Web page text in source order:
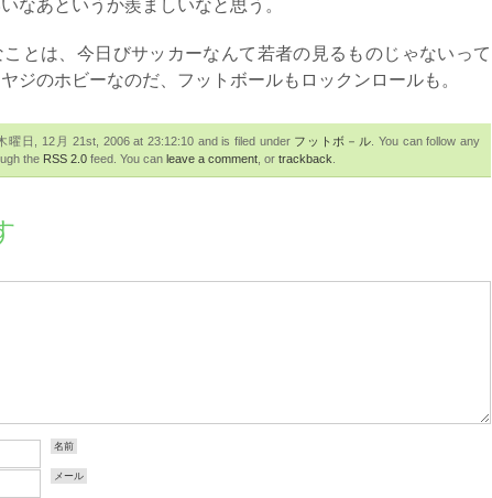
とは、今日びサッカーなんて若者の見るものじゃないって
ジのホビーなのだ、フットボールもロックンロールも。
曜日, 12月 21st, 2006 at 23:12:10 and is filed under フットボ－ル . You can follow any
the RSS 2.0 feed. You can leave a comment , or trackback
名前
メール